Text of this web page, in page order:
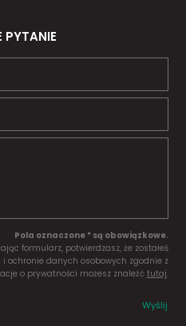
PYTANIE
Pola oznaczone * są obowiązkowe.
formularz, potwierdzasz, że zostałeś
ochronie danych osobowych zgodnie z
o prywatności możesz znaleźć tutaj.
Wyślij